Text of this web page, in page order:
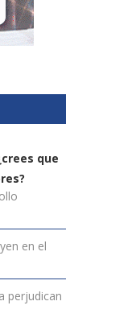
que...
que
en el
perjudican